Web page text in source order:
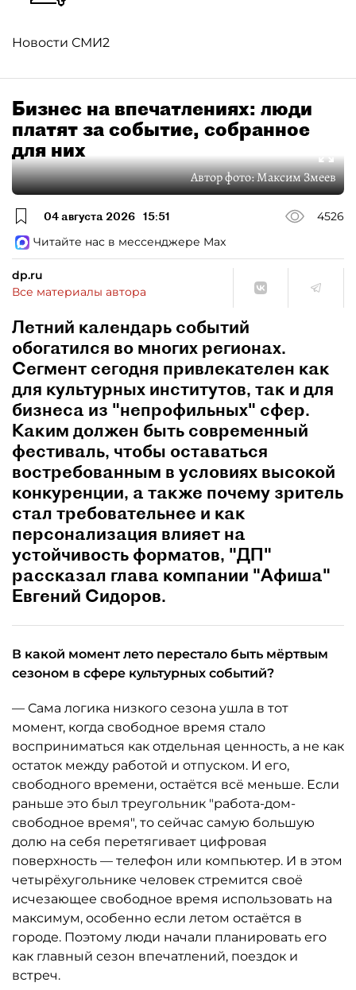
Новости СМИ2
Бизнес на впечатлениях: люди
платят за событие, собранное
для них
Автор фото:Максим Змеев
04 августа 2026 15:51
4526
Читайте нас в мессенджере Max
dp.ru
Все материалы автора
Летний календарь событий
обогатился во многих регионах.
Сегмент сегодня привлекателен как
для культурных институтов, так и для
бизнеса из "непрофильных" сфер.
Каким должен быть современный
фестиваль, чтобы оставаться
востребованным в условиях высокой
конкуренции, а также почему зритель
стал требовательнее и как
персонализация влияет на
устойчивость форматов, "ДП"
рассказал глава компании "Афиша"
Евгений Сидоров.
В какой момент лето перестало быть мёртвым
сезоном в сфере культурных событий?
— Сама логика низкого сезона ушла в тот
момент, когда свободное время стало
восприниматься как отдельная ценность, а не как
остаток между работой и отпуском. И его,
свободного времени, остаётся всё меньше. Если
раньше это был треугольник "работа-дом-
свободное время", то сейчас самую большую
долю на себя перетягивает цифровая
поверхность — телефон или компьютер. И в этом
четырёхугольнике человек стремится своё
исчезающее свободное время использовать на
максимум, особенно если летом остаётся в
городе. Поэтому люди начали планировать его
как главный сезон впечатлений, поездок и
встреч.